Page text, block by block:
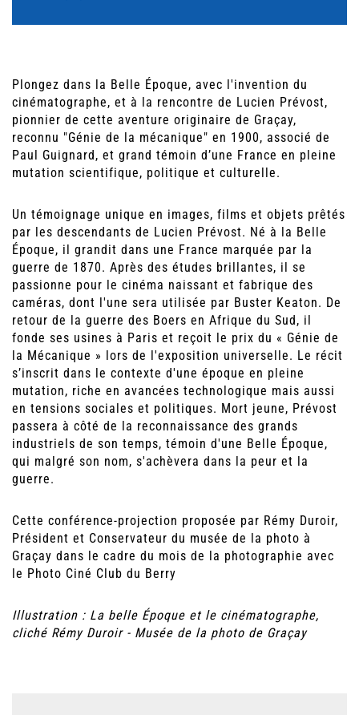
Plongez dans la Belle Époque, avec l'invention du
cinématographe, et à la rencontre de Lucien Prévost,
pionnier de cette aventure originaire de Graçay,
reconnu "Génie de la mécanique" en 1900, associé de
Paul Guignard, et grand témoin d’une France en pleine
mutation scientifique, politique et culturelle.
Un témoignage unique en images, films et objets prêtés
par les descendants de Lucien Prévost. Né à la Belle
Époque, il grandit dans une France marquée par la
guerre de 1870. Après des études brillantes, il se
passionne pour le cinéma naissant et fabrique des
caméras, dont l'une sera utilisée par Buster Keaton. De
retour de la guerre des Boers en Afrique du Sud, il
fonde ses usines à Paris et reçoit le prix du « Génie de
la Mécanique » lors de l'exposition universelle. Le récit
s’inscrit dans le contexte d'une époque en pleine
mutation, riche en avancées technologique mais aussi
en tensions sociales et politiques. Mort jeune, Prévost
passera à côté de la reconnaissance des grands
industriels de son temps, témoin d'une Belle Époque,
qui malgré son nom, s'achèvera dans la peur et la
guerre.
Cette conférence-projection proposée par Rémy Duroir,
Président et Conservateur du musée de la photo à
Graçay dans le cadre du mois de la photographie avec
le Photo Ciné Club du Berry
Illustration : La belle Époque et le cinématographe,
cliché Rémy Duroir - Musée de la photo de Graçay